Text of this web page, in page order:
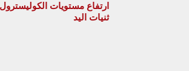
ارتفاع مستويات
ثنيات اليد